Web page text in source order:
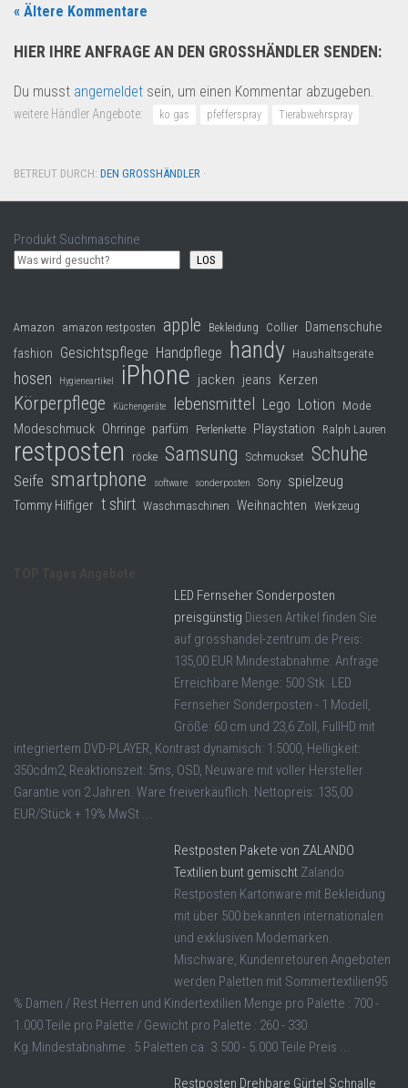
« Ältere Kommentare
HIER IHRE ANFRAGE AN DEN GROSSHÄNDLER SENDEN:
Du musst angemeldet sein, um einen Kommentar abzugeben.
weitere Händler Angebote: ko gas pfefferspray Tierabwehrspray
BETREUT DURCH: DEN GROSSHÄNDLER ·
Produkt Suchmaschine
LOS
Amazon amazon restposten apple Bekleidung Collier Damenschuhe
fashion Gesichtspflege Handpflege handy Haushaltsgeräte
hosen Hygieneartikel iPhone jacken jeans Kerzen
Körperpflege Küchengeräte lebensmittel Lego Lotion Mode
Modeschmuck Ohrringe parfüm Perlenkette Playstation Ralph Lauren
restposten röcke Samsung Schmuckset Schuhe
Seife smartphone software sonderposten Sony spielzeug
Tommy Hilfiger t shirt Waschmaschinen Weihnachten Werkzeug
LED Fernseher Sonderposten
preisgünstig Diesen Artikel finden Sie
auf grosshandel-zentrum.de Preis:
135,00 EUR Mindestabnahme: Anfrage
Erreichbare Menge: 500 Stk. LED
Fernseher Sonderposten - 1 Modell,
Größe: 60 cm und 23,6 Zoll, FullHD mit
integriertem DVD-PLAYER, Kontrast dynamisch: 1:5000, Helligkeit:
350cdm2, Reaktionszeit: 5ms, OSD, Neuware mit voller Hersteller
Garantie von 2 Jahren. Ware freiverkäuflich. Nettopreis: 135,00
EUR/Stück + 19% MwSt ...
Restposten Pakete von ZALANDO
Textilien bunt gemischt Zalando
Restposten Kartonware mit Bekleidung
mit über 500 bekannten internationalen
und exklusiven Modemarken.
Mischware, Kundenretouren Angeboten
werden Paletten mit Sommertextilien95
% Damen / Rest Herren und Kindertextilien Menge pro Palette : 700 -
1.000 Teile pro Palette / Gewicht pro Palette : 260 - 330
Kg.Mindestabnahme : 5 Paletten ca. 3.500 - 5.000 Teile Preis ...
Restposten Drehbare Gürtel Schnalle